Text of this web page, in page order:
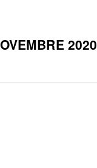
2020